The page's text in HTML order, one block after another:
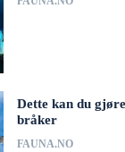
Dette kan du
bråker
FAUNA.NO